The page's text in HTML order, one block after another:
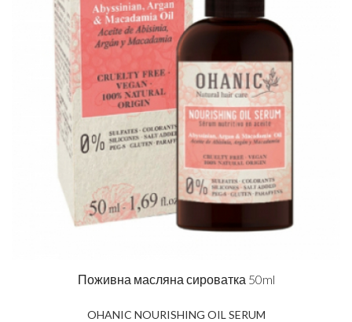
Поживна масляна сироватка 50ml
OHANIC NOURISHING OIL SERUM